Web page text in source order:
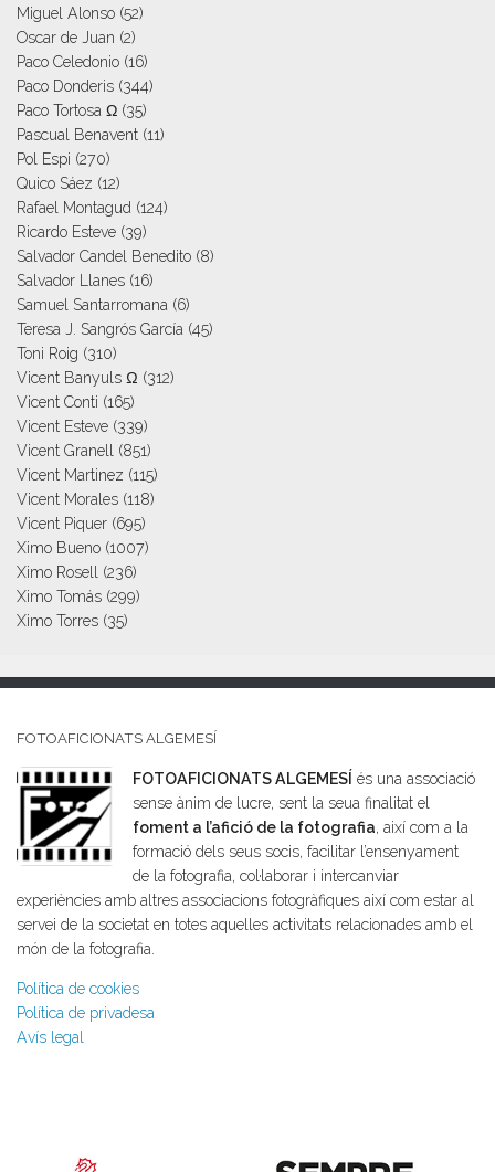
Miguel Alonso (52)
Oscar de Juan (2)
Paco Celedonio (16)
Paco Donderis (344)
Paco Tortosa Ω (35)
Pascual Benavent (11)
Pol Espi (270)
Quico Sáez (12)
Rafael Montagud (124)
Ricardo Esteve (39)
Salvador Candel Benedito (8)
Salvador Llanes (16)
Samuel Santarromana (6)
Teresa J. Sangrós García (45)
Toni Roig (310)
Vicent Banyuls Ω (312)
Vicent Conti (165)
Vicent Esteve (339)
Vicent Granell (851)
Vicent Martinez (115)
Vicent Morales (118)
Vicent Piquer (695)
Ximo Bueno (1007)
Ximo Rosell (236)
Ximo Tomás (299)
Ximo Torres (35)
FOTOAFICIONATS ALGEMESÍ
FOTOAFICIONATS ALGEMESÍ és una associació
sense ànim de lucre, sent la seua finalitat el
foment a l’afició de la fotografia, així com a la
formació dels seus socis, facilitar l’ensenyament
de la fotografia, col·laborar i intercanviar
experiències amb altres associacions fotogràfiques així com estar al
servei de la societat en totes aquelles activitats relacionades amb el
món de la fotografia.
Política de cookies
Política de privadesa
Avís legal